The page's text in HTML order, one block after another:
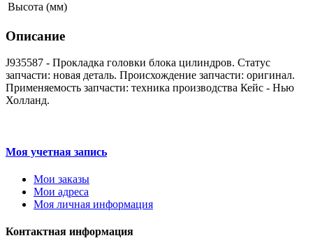
Высота (мм)
Описание
J935587 - Прокладка головки блока цилиндров. Статус
запчасти: новая деталь. Происхождение запчасти: оригинал.
Применяемость запчасти: техника производства Кейс - Нью
Холланд.
Моя учетная запись
Мои заказы
Мои адреса
Моя личная информация
Контактная информация